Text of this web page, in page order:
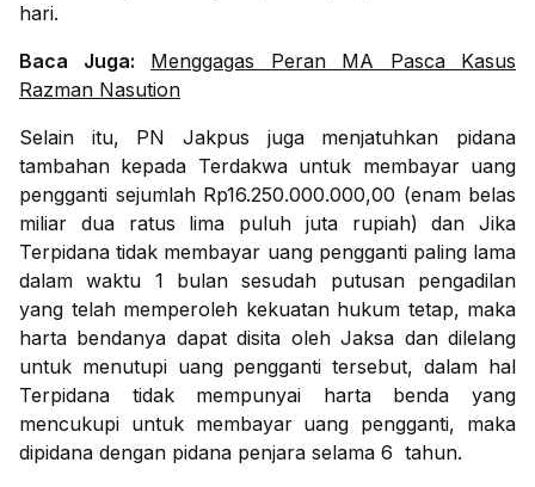
hari.
Baca Juga:
Menggagas Peran MA Pasca Kasus
Razman Nasution
Selain itu, PN Jakpus juga menjatuhkan pidana
tambahan kepada Terdakwa untuk membayar uang
pengganti sejumlah Rp16.250.000.000,00 (enam belas
miliar dua ratus lima puluh juta rupiah) dan Jika
Terpidana tidak membayar uang pengganti paling lama
dalam waktu 1 bulan sesudah putusan pengadilan
yang telah memperoleh kekuatan hukum tetap, maka
harta bendanya dapat disita oleh Jaksa dan dilelang
untuk menutupi uang pengganti tersebut, dalam hal
Terpidana tidak mempunyai harta benda yang
mencukupi untuk membayar uang pengganti, maka
dipidana dengan pidana penjara selama 6 tahun.